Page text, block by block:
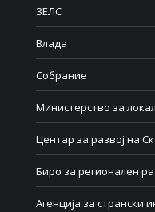
ЗЕЛС
Влада
Собрание
Министерство за
Центар за развој на
Биро за регионален
Агенција за странски